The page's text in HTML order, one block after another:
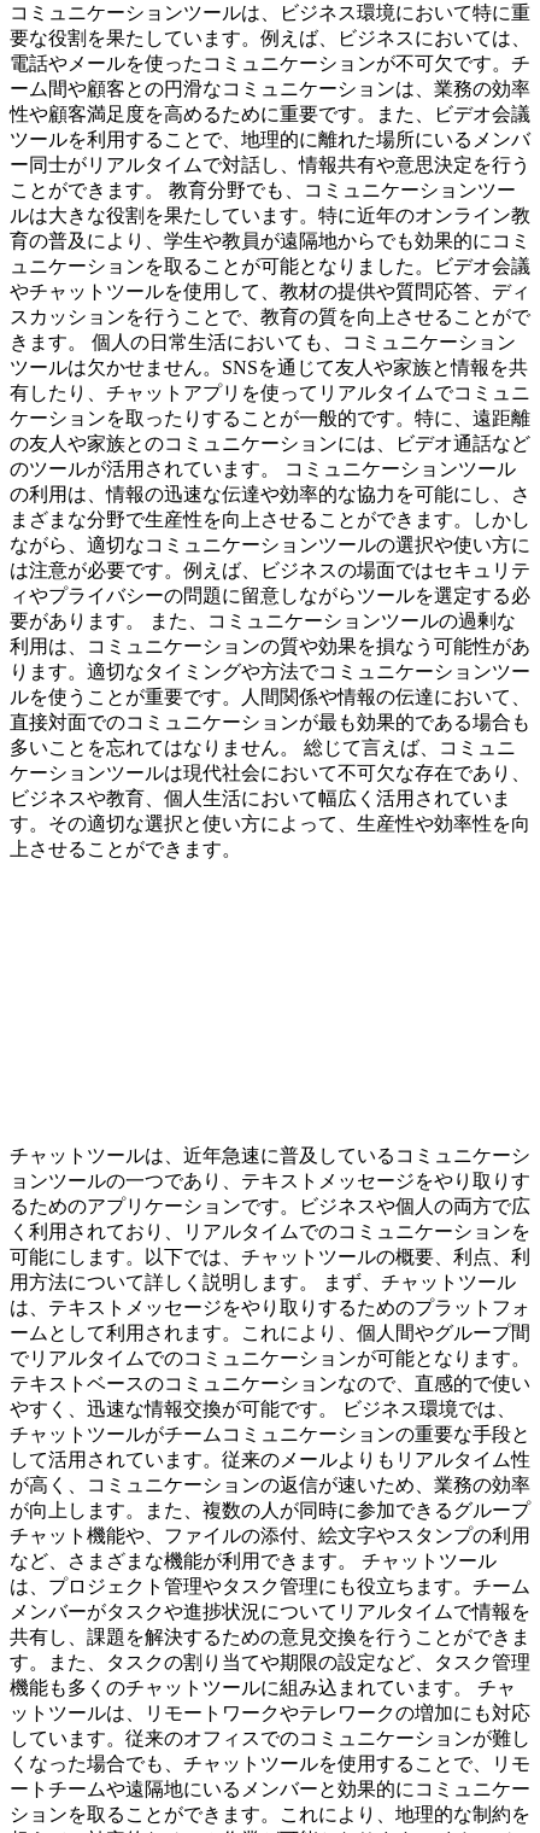
コミュニケーションツールは、ビジネス環境において特に重
要な役割を果たしています。例えば、ビジネスにおいては、
電話やメールを使ったコミュニケーションが不可欠です。チ
ーム間や顧客との円滑なコミュニケーションは、業務の効率
性や顧客満足度を高めるために重要です。また、ビデオ会議
ツールを利用することで、地理的に離れた場所にいるメンバ
ー同士がリアルタイムで対話し、情報共有や意思決定を行う
ことができます。 教育分野でも、コミュニケーションツー
ルは大きな役割を果たしています。特に近年のオンライン教
育の普及により、学生や教員が遠隔地からでも効果的にコミ
ュニケーションを取ることが可能となりました。ビデオ会議
やチャットツールを使用して、教材の提供や質問応答、ディ
スカッションを行うことで、教育の質を向上させることがで
きます。 個人の日常生活においても、コミュニケーション
ツールは欠かせません。SNSを通じて友人や家族と情報を共
有したり、チャットアプリを使ってリアルタイムでコミュニ
ケーションを取ったりすることが一般的です。特に、遠距離
の友人や家族とのコミュニケーションには、ビデオ通話など
のツールが活用されています。 コミュニケーションツール
の利用は、情報の迅速な伝達や効率的な協力を可能にし、さ
まざまな分野で生産性を向上させることができます。しかし
ながら、適切なコミュニケーションツールの選択や使い方に
は注意が必要です。例えば、ビジネスの場面ではセキュリテ
ィやプライバシーの問題に留意しながらツールを選定する必
要があります。 また、コミュニケーションツールの過剰な
利用は、コミュニケーションの質や効果を損なう可能性があ
ります。適切なタイミングや方法でコミュニケーションツー
ルを使うことが重要です。人間関係や情報の伝達において、
直接対面でのコミュニケーションが最も効果的である場合も
多いことを忘れてはなりません。 総じて言えば、コミュニ
ケーションツールは現代社会において不可欠な存在であり、
ビジネスや教育、個人生活において幅広く活用されていま
す。その適切な選択と使い方によって、生産性や効率性を向
上させることができます。
チャットツールは、近年急速に普及しているコミュニケーシ
ョンツールの一つであり、テキストメッセージをやり取りす
るためのアプリケーションです。ビジネスや個人の両方で広
く利用されており、リアルタイムでのコミュニケーションを
可能にします。以下では、チャットツールの概要、利点、利
用方法について詳しく説明します。 まず、チャットツール
は、テキストメッセージをやり取りするためのプラットフォ
ームとして利用されます。これにより、個人間やグループ間
でリアルタイムでのコミュニケーションが可能となります。
テキストベースのコミュニケーションなので、直感的で使い
やすく、迅速な情報交換が可能です。 ビジネス環境では、
チャットツールがチームコミュニケーションの重要な手段と
して活用されています。従来のメールよりもリアルタイム性
が高く、コミュニケーションの返信が速いため、業務の効率
が向上します。また、複数の人が同時に参加できるグループ
チャット機能や、ファイルの添付、絵文字やスタンプの利用
など、さまざまな機能が利用できます。 チャットツール
は、プロジェクト管理やタスク管理にも役立ちます。チーム
メンバーがタスクや進捗状況についてリアルタイムで情報を
共有し、課題を解決するための意見交換を行うことができま
す。また、タスクの割り当てや期限の設定など、タスク管理
機能も多くのチャットツールに組み込まれています。 チャ
ットツールは、リモートワークやテレワークの増加にも対応
しています。従来のオフィスでのコミュニケーションが難し
くなった場合でも、チャットツールを使用することで、リモ
ートチームや遠隔地にいるメンバーと効果的にコミュニケー
ションを取ることができます。これにより、地理的な制約を